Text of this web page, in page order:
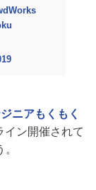
ニアもくもく
イン開催されて